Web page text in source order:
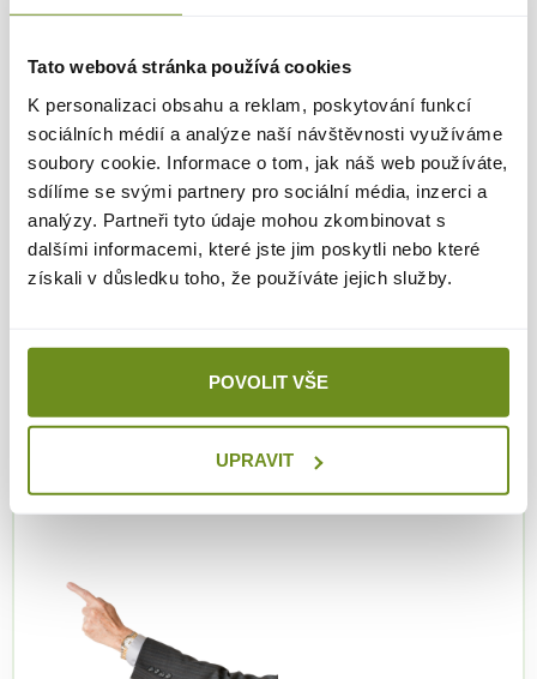
Tato webová stránka používá cookies
K personalizaci obsahu a reklam, poskytování funkcí
sociálních médií a analýze naší návštěvnosti využíváme
soubory cookie. Informace o tom, jak náš web používáte,
sdílíme se svými partnery pro sociální média, inzerci a
analýzy. Partneři tyto údaje mohou zkombinovat s
dalšími informacemi, které jste jim poskytli nebo které
získali v důsledku toho, že používáte jejich služby.
POVOLIT VŠE
UPRAVIT
Kompletní průvodce
parkováním pro obyvatele s
trvalým pobytem v Brně
Parkování v Brně může být složité, zejména s
se dozvíte, jak fungují jednotlivé zóny, kolik stojí
parkovací oprávnění, kde se dá parkovat zdarma a
Perfektní start, pokud chcete v Brně parkovat bez
Přečíst celý článek »